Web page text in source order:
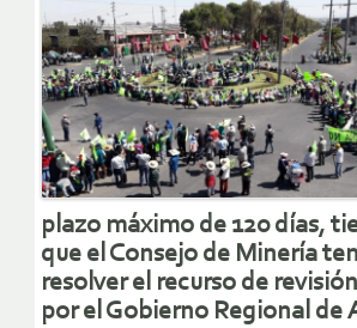
plazo máximo de 120 días,
que el Consejo de Minería
resolver el recurso de
por el Gobierno Regional de